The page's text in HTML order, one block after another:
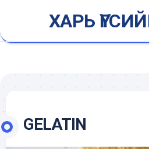
content
ХАРЬ
GELATIN